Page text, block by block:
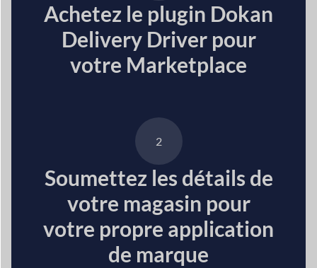
Achetez le plugin Dokan
Delivery Driver pour
votre Marketplace
2
Soumettez les détails de
votre magasin pour
votre propre application
de marque